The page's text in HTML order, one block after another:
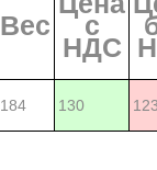
Вес с
НДС
184 130